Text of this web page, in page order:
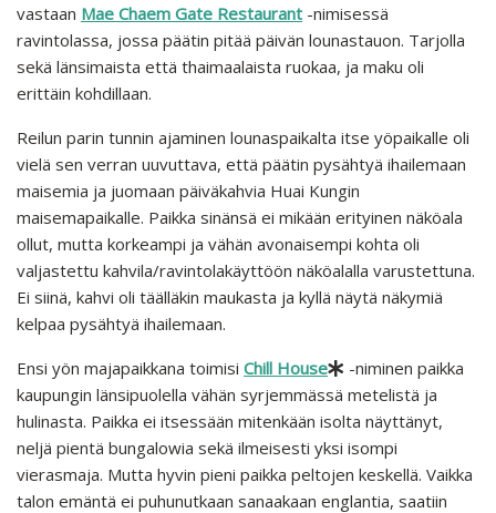
vastaan Mae Chaem Gate Restaurant -nimisessä
ravintolassa, jossa päätin pitää päivän lounastauon. Tarjolla
sekä länsimaista että thaimaalaista ruokaa, ja maku oli
erittäin kohdillaan.
Reilun parin tunnin ajaminen lounaspaikalta itse yöpaikalle oli
vielä sen verran uuvuttava, että päätin pysähtyä ihailemaan
maisemia ja juomaan päiväkahvia Huai Kungin
maisemapaikalle. Paikka sinänsä ei mikään erityinen näköala
ollut, mutta korkeampi ja vähän avonaisempi kohta oli
valjastettu kahvila/ravintolakäyttöön näköalalla varustettuna.
Ei siinä, kahvi oli täälläkin maukasta ja kyllä näytä näkymiä
kelpaa pysähtyä ihailemaan.
Ensi yön majapaikkana toimisi Chill House
-niminen paikka
kaupungin länsipuolella vähän syrjemmässä metelistä ja
hulinasta. Paikka ei itsessään mitenkään isolta näyttänyt,
neljä pientä bungalowia sekä ilmeisesti yksi isompi
vierasmaja. Mutta hyvin pieni paikka peltojen keskellä. Vaikka
talon emäntä ei puhunutkaan sanaakaan englantia, saatiin